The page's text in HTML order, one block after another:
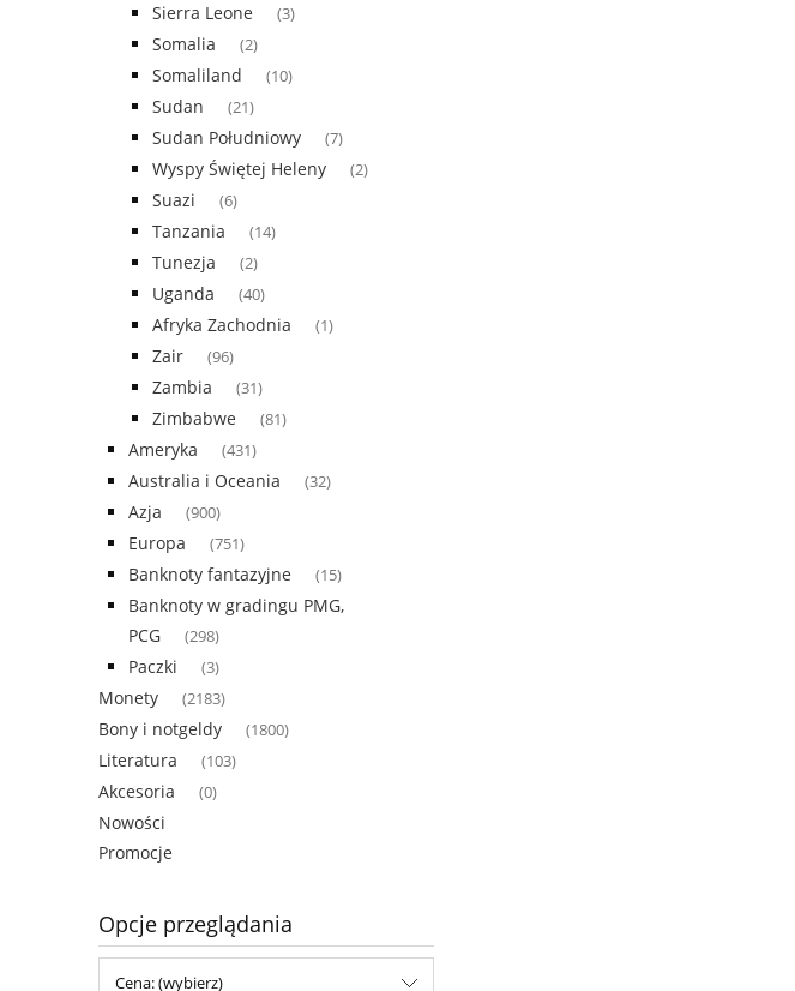
Sierra Leone (3)
Somalia (2)
Somaliland (10)
Sudan (21)
Sudan Południowy (7)
Wyspy Świętej Heleny (2)
Suazi (6)
Tanzania (14)
Tunezja (2)
Uganda (40)
Afryka Zachodnia (1)
Zair (96)
Zambia (31)
Zimbabwe (81)
Ameryka (431)
Australia i Oceania (32)
Azja (900)
Europa (751)
Banknoty fantazyjne (15)
Banknoty w gradingu PMG,
PCG
(298)
Paczki (3)
Monety (2183)
Bony i notgeldy (1800)
Literatura (103)
Akcesoria (0)
Nowości
Promocje
Opcje przeglądania
Cena: (wybierz)